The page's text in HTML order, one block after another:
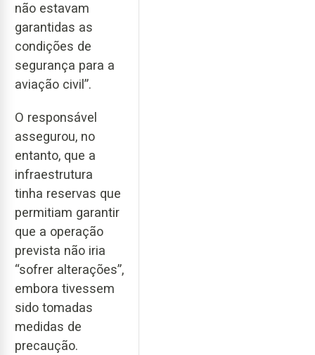
não estavam
garantidas as
condições de
segurança para a
aviação civil”.
O responsável
assegurou, no
entanto, que a
infraestrutura
tinha reservas que
permitiam garantir
que a operação
prevista não iria
“sofrer alterações”,
embora tivessem
sido tomadas
medidas de
precaução.